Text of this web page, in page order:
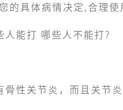
的具体病情决定,合理使
人能打 哪些人不能打?
骨性关节炎，而且关节